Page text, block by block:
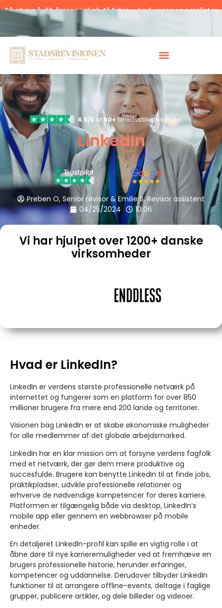
Få styr på dit årsregnskab til tiden – Lad vores specialister
hjælpe.Klik her.
4.6/5 af60+ tilfredsstillede kunder
LinkedIn
Preben O, Senior revisor & Emilie S, Revisor assistent
04/25/2024
10:06
Vi har hjulpet over 1200+ danske
virksomheder
Hvad er LinkedIn?
LinkedIn er verdens største professionelle netværk på
internettet og fungerer som en platform for over 850
millioner brugere fra mere end 200 lande og territorier.
Visionen bag LinkedIn er at skabe økonomiske muligheder
for alle medlemmer af det globale arbejdsmarked.
LinkedIn har en klar mission om at forsyne verdens fagfolk
med et netværk, der gør dem mere produktive og
succesfulde. Brugere kan benytte LinkedIn til at finde jobs,
praktikpladser, udvikle professionelle relationer og
erhverve de nødvendige kompetencer for deres karriere.
Platformen er tilgængelig både via desktop, LinkedIn’s
mobile app eller gennem en webbrowser på mobile
enheder.
En detaljeret LinkedIn-profil kan spille en vigtig rolle i at
åbne døre til nye karrieremuligheder ved at fremhæve en
brugers professionelle historie, herunder erfaringer,
kompetencer og uddannelse. Derudover tilbyder LinkedIn
funktioner til at arrangere offline-events, deltage i faglige
grupper, publicere artikler, og dele billeder og videoer.